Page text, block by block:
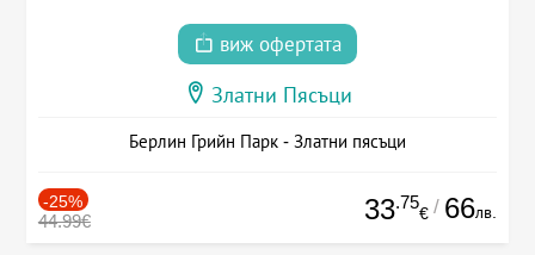
виж офертата
Златни Пясъци
Берлин Грийн Парк - Златни пясъци
-25%
44.99€ 33.75
€ / 66лв.